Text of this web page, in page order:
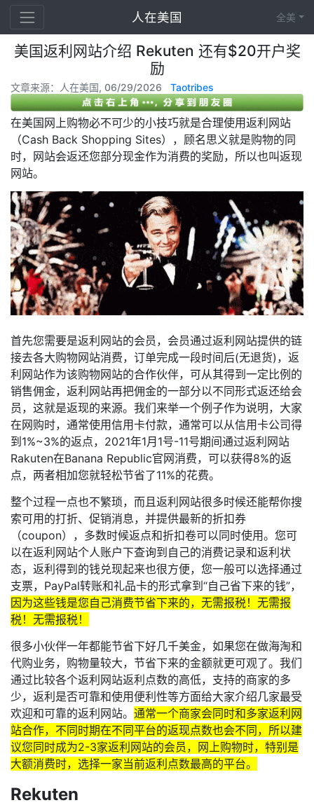
人在美国 全美
美国返利网站介绍 Rekuten 还有$20开户奖
励
文章来源：人在美国, 06/29/2026 Taotribes
在美国网上购物必不可少的小技巧就是合理使用返利网站
（Cash Back Shopping Sites），顾名思义就是购物的同
时，网站会返还您部分现金作为消费的奖励，所以也叫返现
网站。
首先您需要是返利网站的会员，会员通过返利网站提供的链
接去各大购物网站消费，订单完成一段时间后(无退货)，返
利网站作为该购物网站的合作伙伴，可从其得到一定比例的
销售佣金，返利网站再把佣金的一部分以不同形式返还给会
员，这就是返现的来源。我们来举一个例子作为说明，大家
在网购时，通常使用信用卡付款，通常可以从信用卡公司得
到1%~3%的返点，2021年1月1号-11号期间通过返利网站
Rakuten在Banana Republic官网消费，可以获得8%的返
点，两者相加您就轻松节省了11%的花费。
整个过程一点也不繁琐，而且返利网站很多时候还能帮你搜
索可用的打折、促销消息，并提供最新的折扣券
（coupon），多数时候返点和折扣卷可以同时使用。您可
以在返利网站个人账户下查询到自己的消费记录和返利状
态，返利得到的钱兑现起来也很方便，您一般可以选择通过
支票，PayPal转账和礼品卡的形式拿到“自己省下来的钱”，
因为这些钱是您自己消费节省下来的，无需报税！无需报
税！无需报税！
很多小伙伴一年都能节省下好几千美金，如果您在做海淘和
代购业务，购物量较大，节省下来的金额就更可观了。我们
通过比较各个返利网站返利点数的高低，支持的商家的多
少，返利是否可靠和使用便利性等方面给大家介绍几家最受
欢迎和可靠的返利网站。 通常一个商家会同时和多家返利网
站合作，不同时期在不同平台的返现点数也会不同，所以建
议您同时成为2-3家返利网站的会员，网上购物时，特别是
大额消费时，选择一家当前返利点数最高的平台。
Rekuten